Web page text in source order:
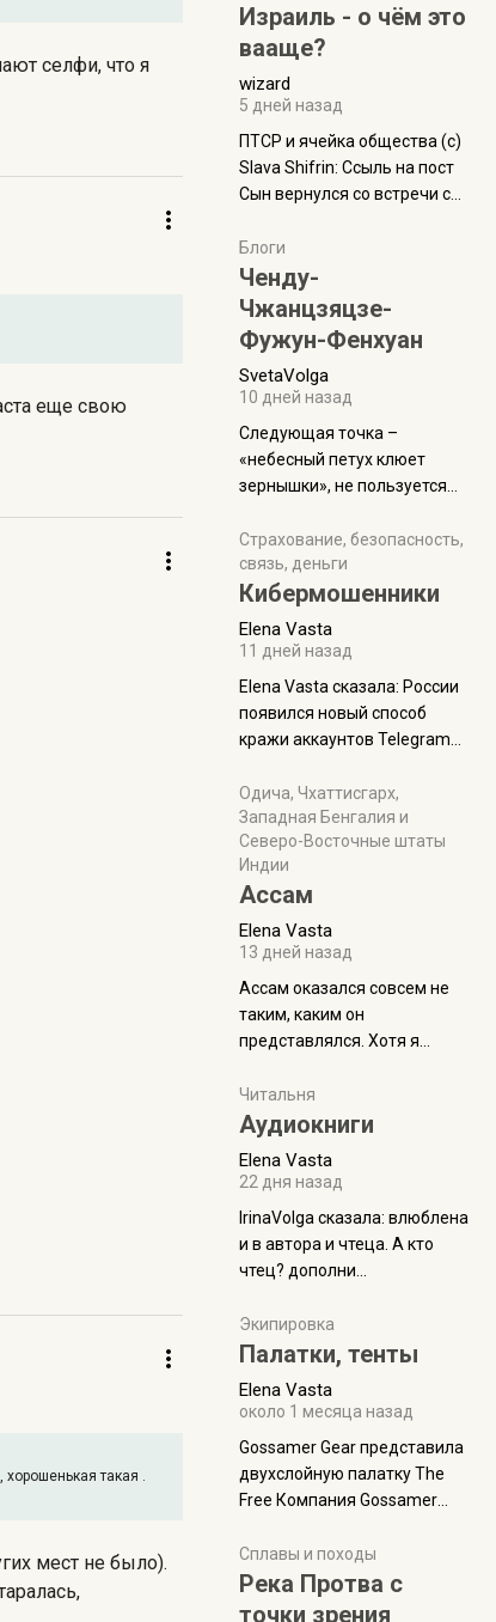
селфи, что я
еще свою
такая .
мест не было).
Израиль - о чём это
вааще?
wizard
5 дней назад
ПТСР и ячейка общества (с)
Slava Shifrin: Ссыль на пост
Сын вернулся со встречи с
уже, как демобилизовались,
а продолжают встречаться
почти каждую неделю) и с
порога сообщил: "Эйтан
разводится!" Эйтан -
мальчик из религиозной
семьи, из тех, кого называют
"вязаные кипы". С 2022-го
Блоги
Ченду-
Чжанцзяцзе-
Фужун-Фенхуан
SvetaVolga
10 дней назад
Следующая точка –
«небесный петух клюет
зернышки», не пользуется
заслужено, и чтобы попасть
на начало тропы показали
водителю карту, иначе
Пошли туда, потому что я
отзывов. По мне – сплошная
физуха, долгий спуск, потом
подъем по этому же пути.
Пока
Страхование, безопасность,
связь, деньги
Кибермошенники
Elena Vasta
11 дней назад
Elena Vasta сказалa: России
появился новый способ
кражи аккаунтов Telegram
Прочитайте! У моих двух
знакомых вот так увели
аккаунты
Одича, Чхаттисгарх,
Западная Бенгалия и
Северо-Восточные штаты
Индии
Ассам
Elena Vasta
13 дней назад
Ассам оказался совсем не
таким, каким он
представлялся. Хотя я
краешек, но все же схватила
ауру штата, как-то он меня
природа, мягкие
такая как бы переходная
ступень между привычной
нам Индией и остальными
надеюсь увидеть.
Читальня
Аудиокниги
Elena Vasta
22 дня назад
IrinaVolga сказалa: влюблена
и в автора и чтеца. А кто
чтец? дополни
Экипировка
Палатки, тенты
Elena Vasta
около 1 месяца назад
Gossamer Gear представила
двухслойную палатку The
Free Компания Gossamer
туристическую палатку The
Free, которая стала первой
Сплавы и походы
Река Протва с
точки зрения